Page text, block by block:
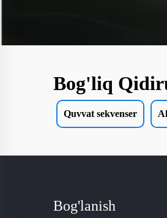
Bog'liq
Quvvat sekvenser
Bog'lanish